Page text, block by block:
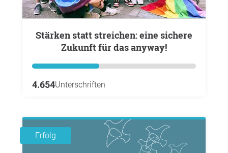
Stärken statt streichen: eine sichere
Zukunft für das anyway!
4.654Unterschriften
Erfolg